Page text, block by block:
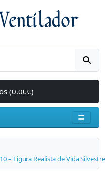
(0.00€)
– Figura Realista de Vida Silvestre